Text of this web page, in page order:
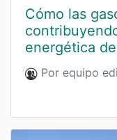
Cómo las
energética
Por equipo